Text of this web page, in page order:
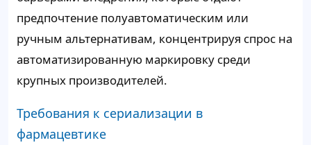
предпочтение полуавтоматическим или
ручным альтернативам, концентрируя спрос на
автоматизированную маркировку среди
крупных производителей.
Требования к сериализации в
фармацевтике